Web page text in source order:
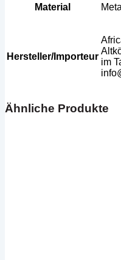
Material Metal
Hersteller/Importeur
im
Ähnliche Produkte